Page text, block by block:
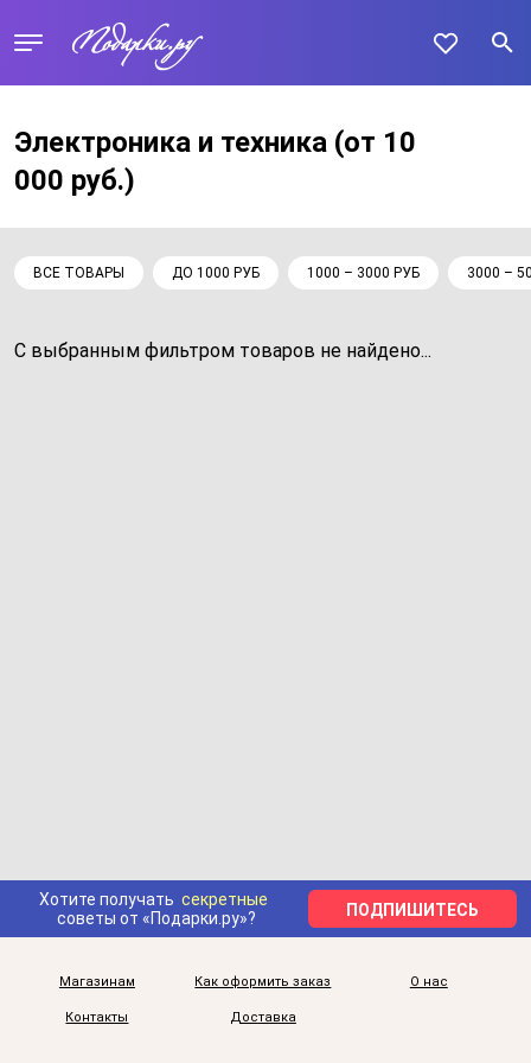
Электроника и техника (от 10
000 руб.)
ВСЕ ТОВАРЫ ДО 1000 РУБ 1000 – 3000 РУБ 3000 –
С выбранным фильтром товаров не найдено...
Хотите получать секретные
советы от «Подарки.ру»?
ПОДПИШИТЕСЬ
Магазинам Как оформить заказ О нас
Контакты Доставка